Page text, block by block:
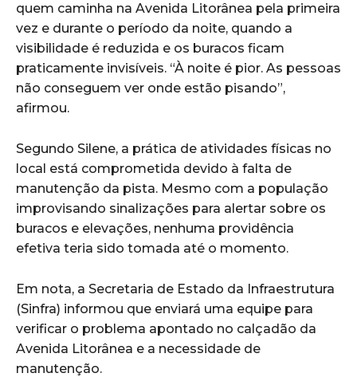
quem caminha na Avenida Litorânea pela primeira
vez e durante o período da noite, quando a
visibilidade é reduzida e os buracos ficam
praticamente invisíveis. “À noite é pior. As pessoas
não conseguem ver onde estão pisando”,
afirmou.
Segundo Silene, a prática de atividades físicas no
local está comprometida devido à falta de
manutenção da pista. Mesmo com a população
improvisando sinalizações para alertar sobre os
buracos e elevações, nenhuma providência
efetiva teria sido tomada até o momento.
Em nota, a Secretaria de Estado da Infraestrutura
(Sinfra) informou que enviará uma equipe para
verificar o problema apontado no calçadão da
Avenida Litorânea e a necessidade de
manutenção.